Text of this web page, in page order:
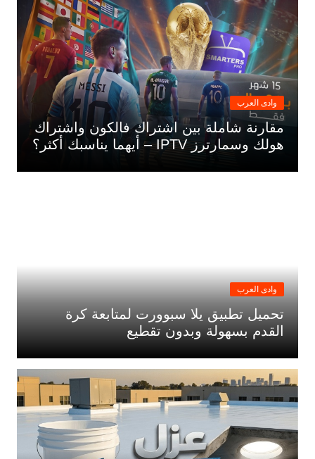
وادى العرب
مقارنة شاملة بين اشتراك فالكون واشتراك
هولك وسمارترز IPTV – أيهما يناسبك أكثر؟
وادى العرب
تحميل تطبيق يلا سبوورت لمتابعة كرة
القدم بسهولة وبدون تقطيع